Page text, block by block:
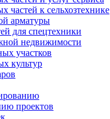
частей к сельхозтехнике
арматуры
для спецтехники
недвижимости
участков
культур
проектов